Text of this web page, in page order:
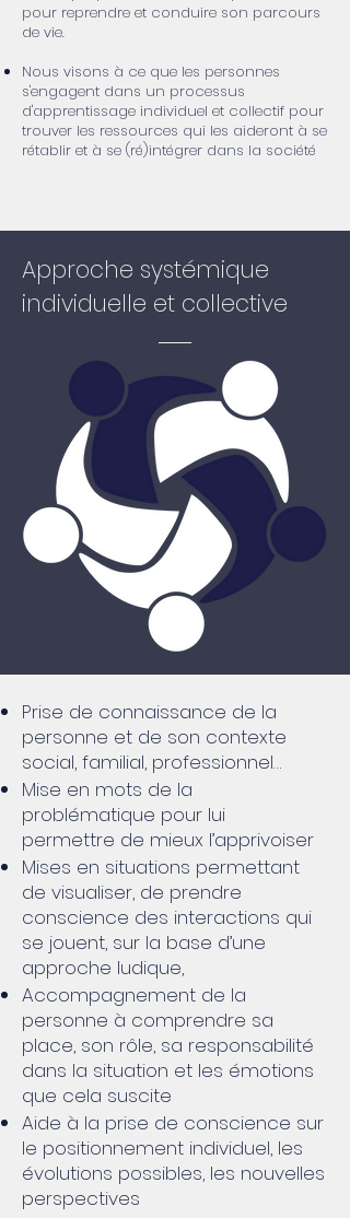
pour reprendre et conduire son parcours
de vie.
Nous visons à ce que les personnes
s'engagent dans un processus
d'apprentissage individuel et collectif pour
trouver les ressources qui les aideront à se
rétablir et à se (ré)intégrer dans la société
Approche systémique
individuelle et collective
Prise de connaissance de la
personne et de son contexte
social, familial, professionnel…
Mise en mots de la
problématique pour lui
permettre de mieux l’apprivoiser
Mises en situations permettant
de visualiser, de prendre
conscience des interactions qui
se jouent, sur la base d’une
approche ludique,
Accompagnement de la
personne à comprendre sa
place, son rôle, sa responsabilité
dans la situation et les émotions
que cela suscite
Aide à la prise de conscience sur
le positionnement individuel, les
évolutions possibles, les nouvelles
perspectives